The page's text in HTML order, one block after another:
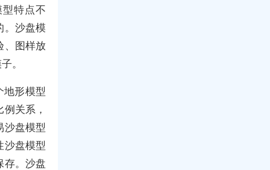
特点不
。沙盘模
、图样放
。
地形模型
关系，
沙盘模型
沙盘模型
存。沙盘